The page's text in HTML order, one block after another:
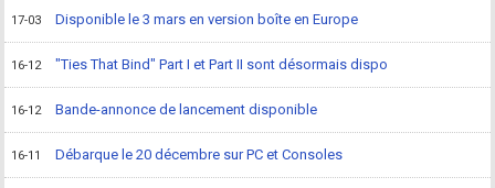
17-03 Disponible le 3 mars en version boîte en Europe
16-12 "Ties That Bind" Part I et Part II sont désormais dispo
16-12 Bande-annonce de lancement disponible
16-11 Débarque le 20 décembre sur PC et Consoles